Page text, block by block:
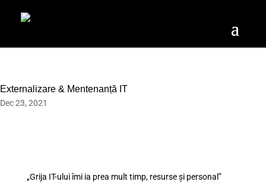
Externalizare & Mentenanță IT
Dec 23, 2021
„Grija IT-ului îmi ia prea mult timp, resurse și personal”